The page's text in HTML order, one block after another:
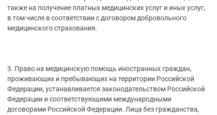
также на получение платных медицинских услуг и иных услуг,
в том числе в соответствии с договором добровольного
медицинского страхования.
3. Право на медицинскую помощь иностранных граждан,
проживающих и пребывающих на территории Российской
Федерации, устанавливается законодательством Российской
Федерации и соответствующими международными
договорами Российской Федерации. Лица без гражданства,